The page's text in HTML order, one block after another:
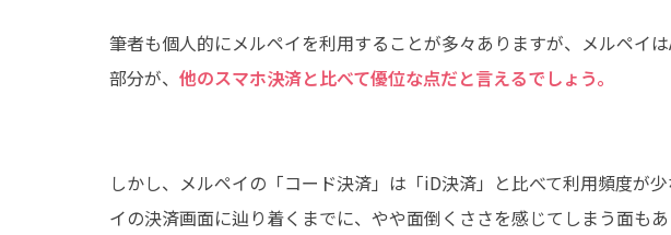
筆者も個人的にメルペイを利用することが多々ありますが、メルペイ
部分が、 他のスマホ決済と比べて優位な点だと言えるでしょう。
しかし、メルペイの「コード決済」は「iD決済」と比べて利用頻度が
イの決済画面に辿り着くまでに、やや面倒くささを感じてしまう面もあ